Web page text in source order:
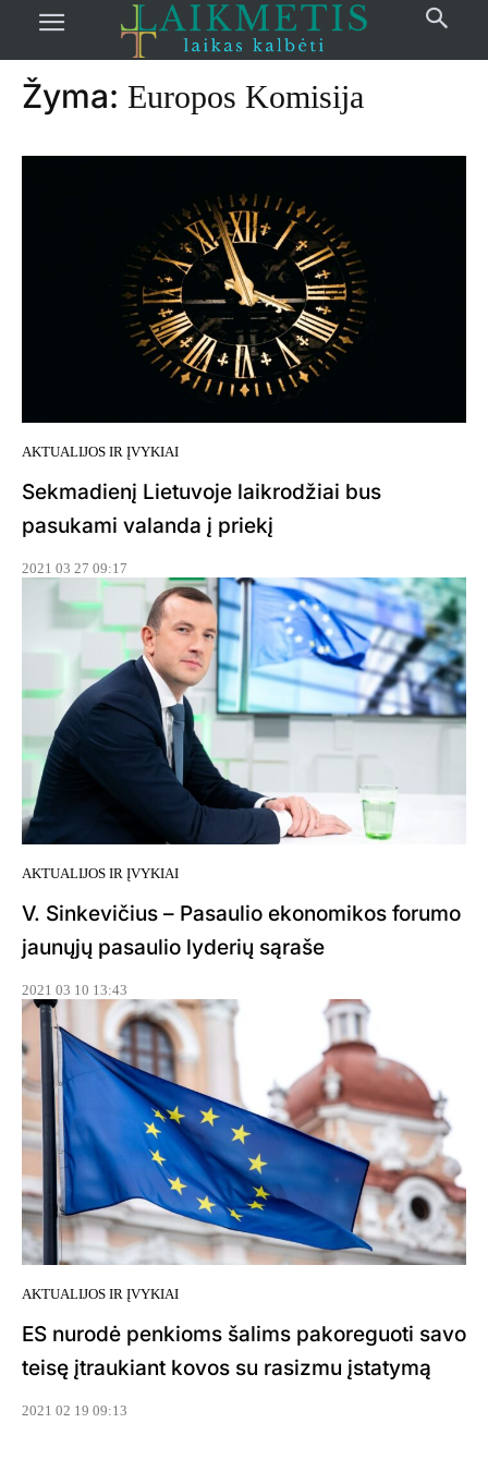
žymos Europos Komisija
Žyma: Europos Komisija
AKTUALIJOS IR ĮVYKIAI
Sekmadienį Lietuvoje laikrodžiai bus
pasukami valanda į priekį
2021 03 27 09:17
AKTUALIJOS IR ĮVYKIAI
V. Sinkevičius – Pasaulio ekonomikos forumo
jaunųjų pasaulio lyderių sąraše
2021 03 10 13:43
AKTUALIJOS IR ĮVYKIAI
ES nurodė penkioms šalims pakoreguoti savo
teisę įtraukiant kovos su rasizmu įstatymą
2021 02 19 09:13